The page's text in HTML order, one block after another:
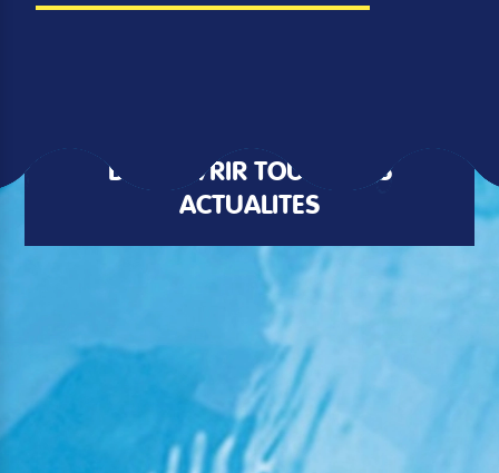
DÉCOUVRIR TOUTES LES
ACTUALITÉS